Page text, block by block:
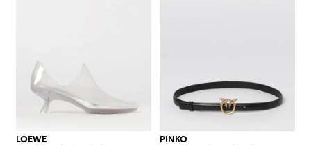
LOEWE PINKO